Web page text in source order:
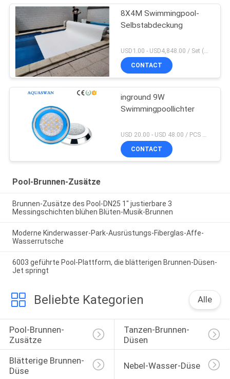
8X4M Swimmingpool-
Selbstabdeckung
USD1.00 - USD4,848.00 / Set (Cover With Roller), Only Cover USD28.00 - USD40.00 / Square Meter MOQ:PC 1
CONTACT
inground 9W
Swimmingpoollichter
USD 20.00 - USD 48.00 / PCS MOQ:PC 1
CONTACT
Pool-Brunnen-Zusätze
Brunnen-Zusätze des Pool-DN25 1" justierbare 3
Messingschichten blühen Blüten-Musik-Brunnen
Moderne Kinderwasser-Park-Ausrüstungs-Fiberglas-Affe-
Wasserrutsche
6003 geführte Pool-Plattform, die blätterigen Brunnen-Düsen-
Jet springt
Beliebte Kategorien Alle
Pool-Brunnen-
Zusätze
Tanzen-Brunnen-
Düsen
Blätterige Brunnen-
Düse
Nebel-Wasser-Düse